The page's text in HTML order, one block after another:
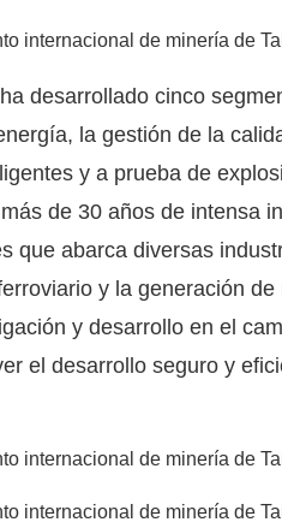
desarrollado cinco
la gestión de la
y a prueba de
de 30 años de intensa
que abarca diversas
y la generación
y desarrollo en el
el desarrollo seguro y